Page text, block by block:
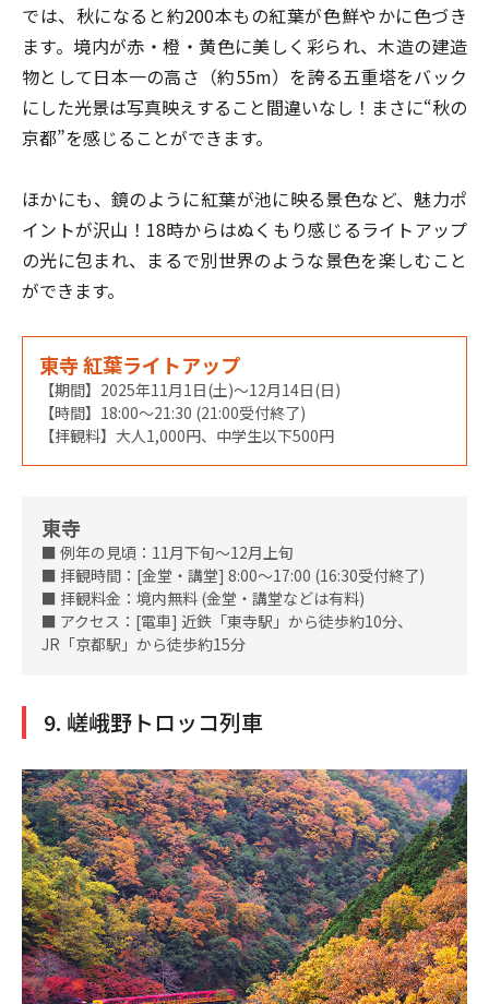
では、秋になると約200本もの紅葉が色鮮やかに色づき
ます。境内が赤・橙・黄色に美しく彩られ、木造の建造
物として日本一の高さ（約55m）を誇る五重塔をバック
にした光景は写真映えすること間違いなし！まさに“秋の
京都”を感じることができます。
ほかにも、鏡のように紅葉が池に映る景色など、魅力ポ
イントが沢山！18時からはぬくもり感じるライトアップ
の光に包まれ、まるで別世界のような景色を楽しむこと
ができます。
東寺 紅葉ライトアップ
【期間】2025年11月1日(土)～12月14日(日)
【時間】18:00～21:30 (21:00受付終了)
【拝観料】大人1,000円、中学生以下500円
東寺
■ 例年の見頃：11月下旬～12月上旬
■ 拝観時間：[金堂・講堂] 8:00～17:00 (16:30受付終了)
■ 拝観料金：境内無料 (金堂・講堂などは有料)
■ アクセス：[電車] 近鉄「東寺駅」から徒歩約10分、
JR「京都駅」から徒歩約15分
9. 嵯峨野トロッコ列車